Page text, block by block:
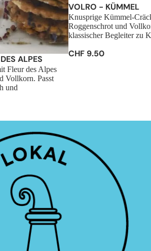
ALPES
Fleur des Alpes
Vollkorn. Passt
und
VOLRO - KÜMMEL
Knusprige Kümmel-
Roggenschrot und
klassischer Begleiter zu
CHF 9.50